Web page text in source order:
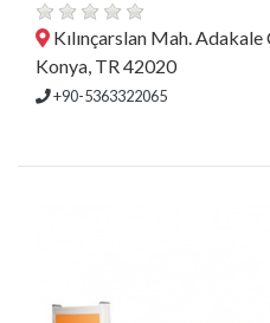
Kılınçarslan Mah.
Konya, TR 42020
+90-5363322065